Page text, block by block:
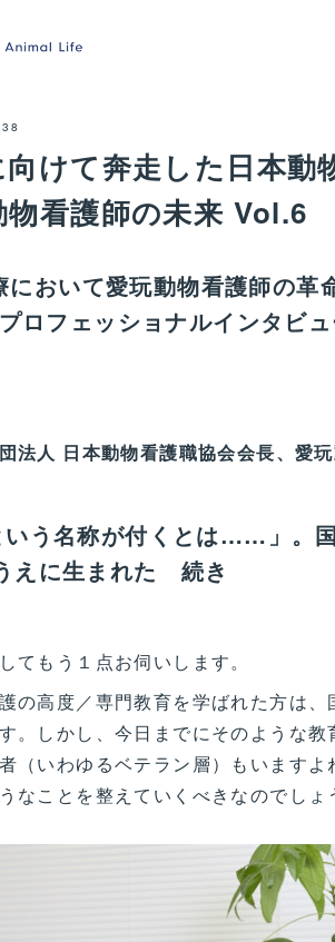
けて奔走した日本動
物看護師の未来 Vol.6
において愛玩動物看護師の革
プロフェッショナルインタビ
法人 日本動物看護職協会会長、愛玩
う名称が付くとは……」。国
えに生まれた 続き
てもう１点お伺いします。
の高度／専門教育を学ばれた方は
。しかし、今日までにそのような
（いわゆるベテラン層）もいます
なことを整えていくべきなのでしょ